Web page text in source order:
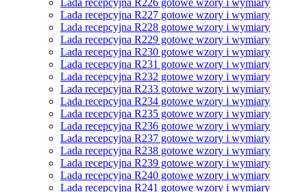
Lada recepcyjna R226 gotowe wzory i wymiary
Lada recepcyjna R227 gotowe wzory i wymiary
Lada recepcyjna R228 gotowe wzory i wymiary
Lada recepcyjna R229 gotowe wzory i wymiary
Lada recepcyjna R230 gotowe wzory i wymiary
Lada recepcyjna R231 gotowe wzory i wymiary
Lada recepcyjna R232 gotowe wzory i wymiary
Lada recepcyjna R233 gotowe wzory i wymiary
Lada recepcyjna R234 gotowe wzory i wymiary
Lada recepcyjna R235 gotowe wzory i wymiary
Lada recepcyjna R236 gotowe wzory i wymiary
Lada recepcyjna R237 gotowe wzory i wymiary
Lada recepcyjna R238 gotowe wzory i wymiary
Lada recepcyjna R239 gotowe wzory i wymiary
Lada recepcyjna R240 gotowe wzory i wymiary
Lada recepcyjna R241 gotowe wzory i wymiary